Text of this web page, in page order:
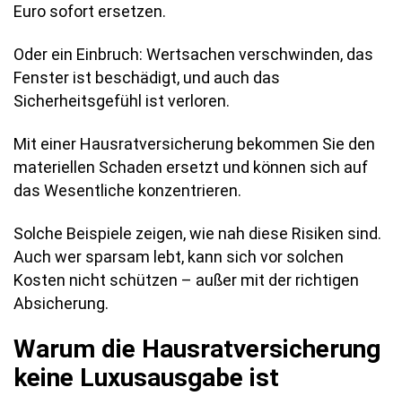
Euro sofort ersetzen.
Oder ein Einbruch: Wertsachen verschwinden, das
Fenster ist beschädigt, und auch das
Sicherheitsgefühl ist verloren.
Mit einer Hausratversicherung bekommen Sie den
materiellen Schaden ersetzt und können sich auf
das Wesentliche konzentrieren.
Solche Beispiele zeigen, wie nah diese Risiken sind.
Auch wer sparsam lebt, kann sich vor solchen
Kosten nicht schützen – außer mit der richtigen
Absicherung.
Warum die Hausratversicherung
keine Luxusausgabe ist